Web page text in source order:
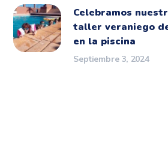
Celebramos
taller veraniego
en la piscina
Septiembre 3, 2024